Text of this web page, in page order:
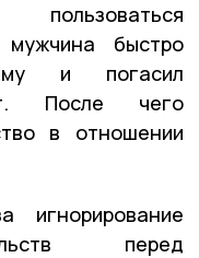
мужчина быстро
и погасил
После чего
в отношении
перед